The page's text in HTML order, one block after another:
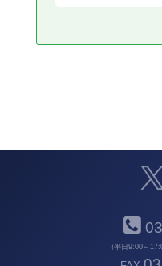
（平日9:00～